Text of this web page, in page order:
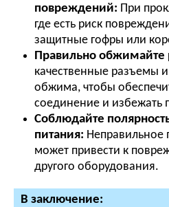
повреждений: При
где есть риск
защитные гофры или
Правильно
качественные разъемы
обжима, чтобы
соединение и избежать
Соблюдайте
питания: Неправильное
может привести к
другого оборудования.
В заключение: